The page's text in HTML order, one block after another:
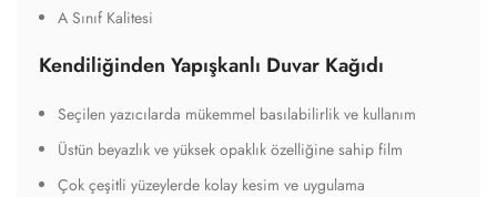
A Sınıf Kalitesi
Kendiliğinden Yapışkanlı Duvar Kağıdı
Seçilen yazıcılarda mükemmel basılabilirlik ve kullanım
Üstün beyazlık ve yüksek opaklık özelliğine sahip film
Çok çeşitli yüzeylerde kolay kesim ve uygulama